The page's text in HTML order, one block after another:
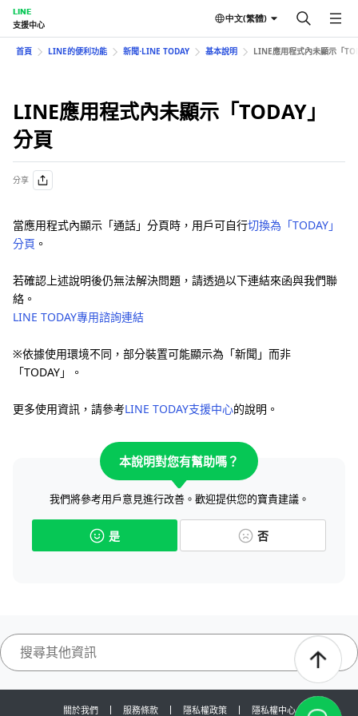
LINE
支援中心
中文(繁體)
首頁 LINE的便利功能 新聞⋅LINE TODAY 基本說明 LINE應用程式內未顯示「
LINE應用程式內未顯示「TODAY」
分頁
分享
當應用程式內顯示「通話」分頁時，用戶可自行切換為「TODAY」
分頁 。
若確認上述說明後仍無法解決問題，請透過以下連結來函與我們聯
絡。
LINE TODAY專用諮詢連結
※依據使用環境不同，部分裝置可能顯示為「新聞」而非
「TODAY」。
更多使用資訊，請參考LINE TODAY支援中心的說明。
本說明對您有幫助嗎？
我們將參考用戶意見進行改善。歡迎提供您的寶貴建議。
是 否
關於我們 服務條款 隱私權政策 隱私權中心